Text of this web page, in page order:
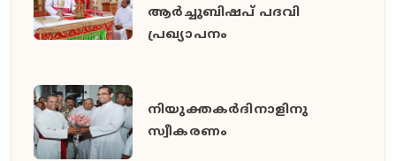
ആർച്ചുബിഷപ് പദവി
പ്രഖ്യാപനം
നിയുക്തകർദിനാളിനു
സ്വീകരണം